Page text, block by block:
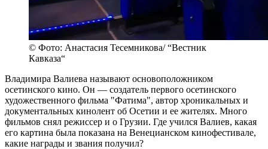
© Фото: Анастасия Тесемникова/ “Вестник
Кавказа“
Владимира Валиева называют основоположником
осетинского кино. Он — создатель первого осетинского
художественного фильма "Фатима", автор хроникальных и
документальных кинолент об Осетии и ее жителях. Много
фильмов снял режиссер и о Грузии. Где учился Валиев, какая
его картина была показана на Венецианском кинофестивале,
какие награды и звания получил?